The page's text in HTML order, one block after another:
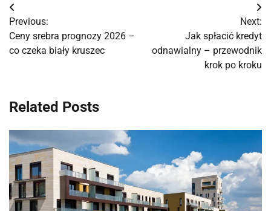
Nawigacja
wpisu
Previous:
Ceny srebra prognozy 2026 –
co czeka biały kruszec
Next:
Jak spłacić kredyt
odnawialny – przewodnik
krok po kroku
Related Posts